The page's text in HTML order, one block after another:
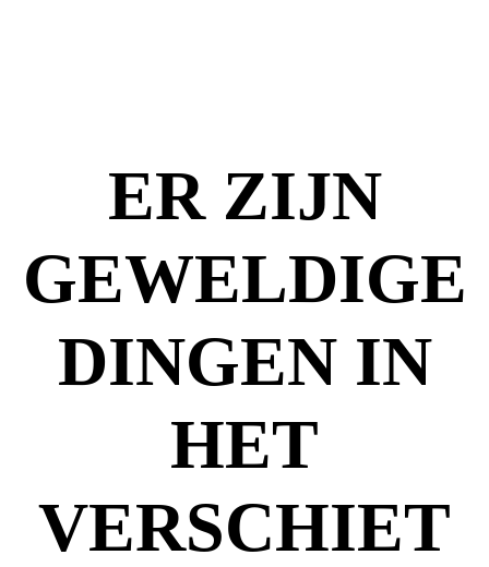
ER ZIJN
GEWELDIGE
DINGEN IN
HET
VERSCHIET